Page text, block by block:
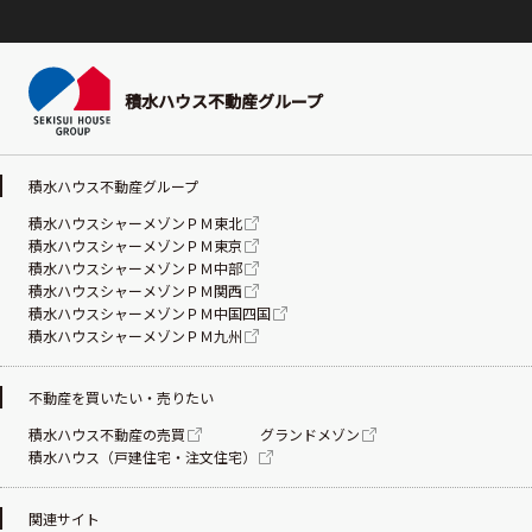
積水ハウス不動産グループ
積水ハウス不動産グループ
積水ハウスシャーメゾンＰＭ東北
積水ハウスシャーメゾンＰＭ東京
積水ハウスシャーメゾンＰＭ中部
積水ハウスシャーメゾンＰＭ関西
積水ハウスシャーメゾンＰＭ中国四国
積水ハウスシャーメゾンＰＭ九州
不動産を買いたい・売りたい
積水ハウス不動産の売買
グランドメゾン
積水ハウス（戸建住宅・注文住宅）
関連サイト